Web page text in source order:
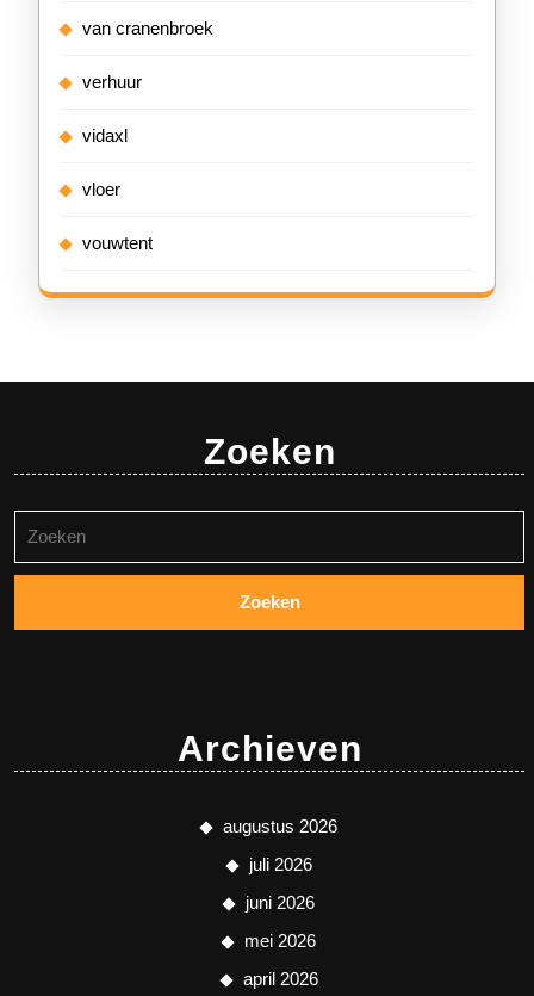
van cranenbroek
verhuur
vidaxl
vloer
vouwtent
Zoeken
naar:
Archieven
augustus 2026
juli 2026
juni 2026
mei 2026
april 2026